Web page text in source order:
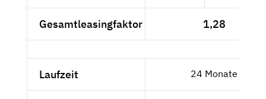
Gesamtleasingfaktor 1,28
Laufzeit 24 Monate